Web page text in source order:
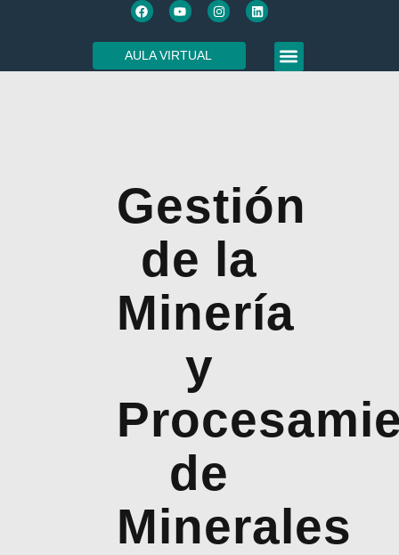
AULA VIRTUAL
Gestión
de la
Minería
y
de
Minerales